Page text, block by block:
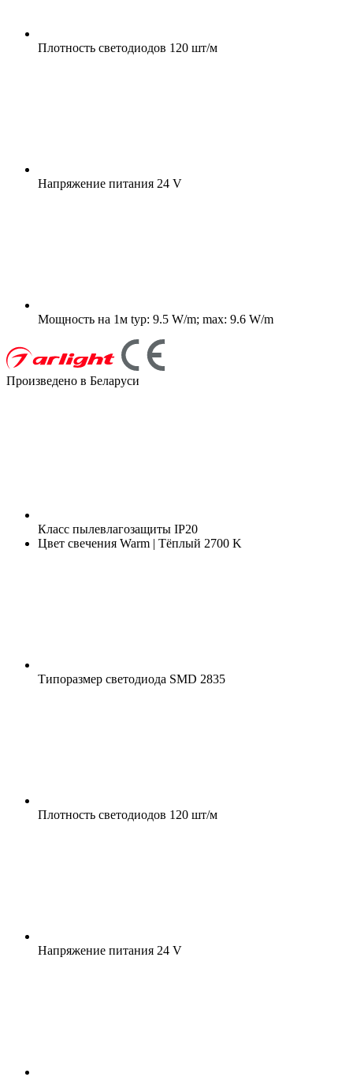
Плотность светодиодов 120 шт/м
Напряжение питания 24 V
Мощность на 1м typ: 9.5 W/m; max: 9.6 W/m
Произведено в Беларуси
Класс пылевлагозащиты IP20
Цвет свечения Warm | Тёплый 2700 K
Типоразмер светодиода SMD 2835
Плотность светодиодов 120 шт/м
Напряжение питания 24 V